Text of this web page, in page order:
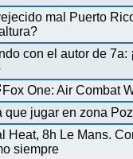
mal Puerto
con el autor de 7a:
One: Air Combat
que jugar en zona
Heat, 8h Le Mans.
siempre